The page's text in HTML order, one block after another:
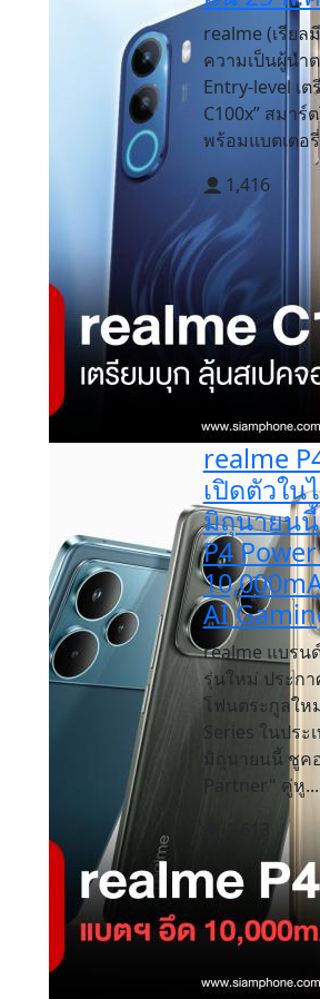
realme (เรียล
ความเป็นผู้นำ
Entry-level เ
C100x” สมา
พร้อมแบตเตอ
1,416
realme
เปิดตัวใน
มิถุนายน
P4
AI
realme แบรน
รุ่นใหม่ ประกา
โฟนตระกูลให
Series ในประ
มิถุนายนนี้ ชู
Partner" คู่หู...